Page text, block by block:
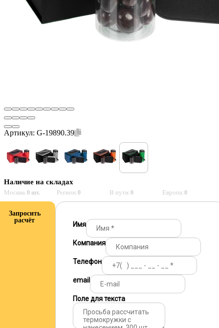
Артикул: G-19890.39
Наличие на складах
Москва:0 шт. Регион:0 В пути:0 Европа:0
Запросить
расчёт
Имя
Компания
Телефон
email
Поле для текста